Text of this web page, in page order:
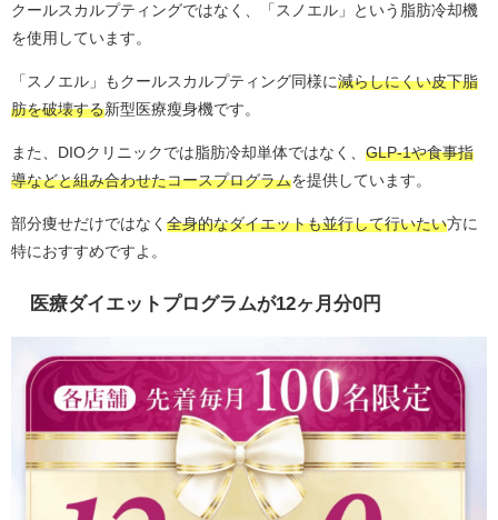
クールスカルプティングではなく、「スノエル」という脂肪冷却機
を使用しています。
「スノエル」もクールスカルプティング同様に減らしにくい皮下脂
肪を破壊する新型医療瘦身機です。
また、DIOクリニックでは脂肪冷却単体ではなく、 GLP-1や食事指
導などと組み合わせたコースプログラムを提供しています。
部分痩せだけではなく 全身的なダイエットも並行して行いたい方に
特におすすめですよ。
医療ダイエットプログラムが12ヶ月分0円